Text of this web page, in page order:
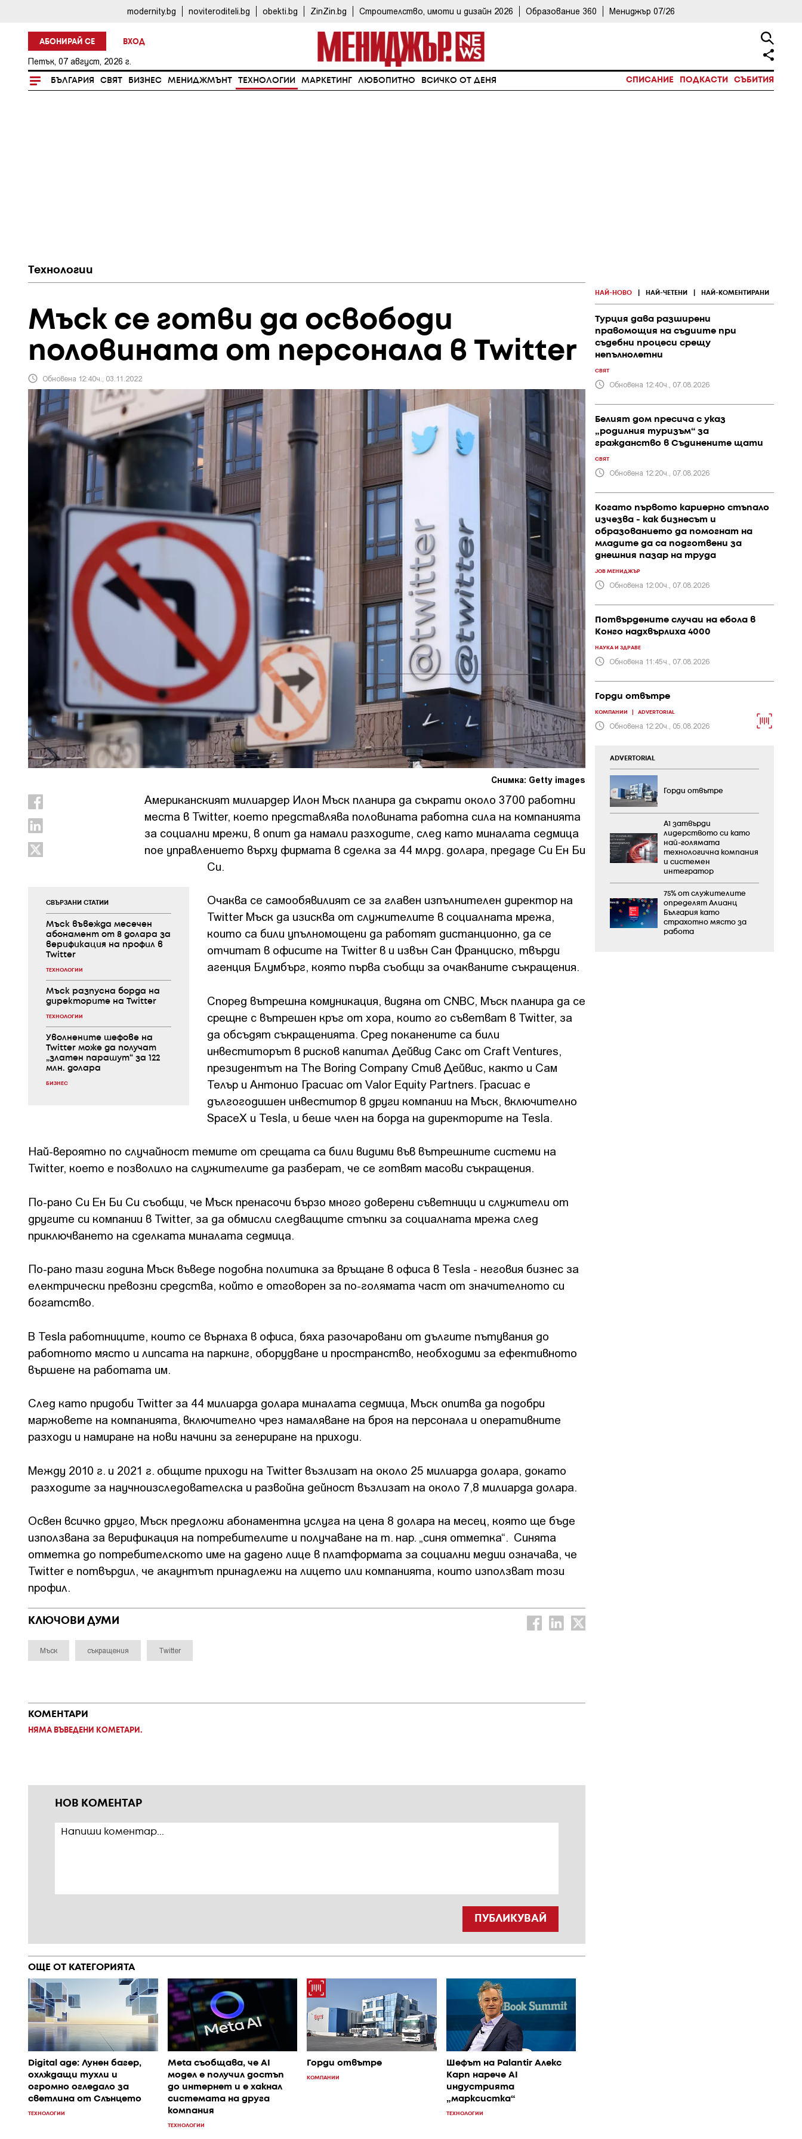
modernity.bg noviteroditeli.bg obekti.bg ZinZin.bg Строителство, имоти и дизайн 2026 Образование 360 Мениджър 07/26
АБОНИРАЙ СЕ ВХОД
Петък, 07 август, 2026 г.
БЪЛГАРИЯ СВЯТ БИЗНЕС МЕНИДЖМЪНТ ТЕХНОЛОГИИ МАРКЕТИНГ ЛЮБОПИТНО ВСИЧКО ОТ ДЕНЯ СПИСАНИЕ ПОДКАСТИ СЪБИТИЯ
Технологии
Мъск се готви да освободи
половината от персонала в Twitter
Обновена 12:40ч., 03.11.2022
Снимка: Getty images
СВЪРЗАНИ СТАТИИ
Мъск въвежда месечен
абонамент от 8 долара за
верификация на профил в
Twitter
ТЕХНОЛОГИИ
Мъск разпусна борда на
директорите на Twitter
ТЕХНОЛОГИИ
Уволнените шефове на
Twitter може да получат
„златен парашут“ за 122
млн. долара
БИЗНЕС
Американският милиардер Илон Мъск планира да съкрати около 3700 работни
места в Twitter, което представлява половината работна сила на компанията
за социални мрежи, в опит да намали разходите, след като миналата седмица
пое управлението върху фирмата в сделка за 44 млрд. долара, предаде Си Ен Би
Си.
Очаква се самообявилият се за главен изпълнителен директор на
Twitter Мъск да изисква от служителите в социалната мрежа,
които са били упълномощени да работят дистанционно, да се
отчитат в офисите на Twitter в и извън Сан Франциско, твърди
агенция Блумбърг, която първа съобщи за очакваните съкращения.
Според вътрешна комуникация, видяна от CNBC, Мъск планира да се
срещне с вътрешен кръг от хора, които го съветват в Twitter, за
да обсъдят съкращенията. Сред поканените са били
инвеститорът в рисков капитал Дейвид Сакс от Craft Ventures,
президентът на The Boring Company Стив Дейвис, както и Сам
Телър и Антонио Грасиас от Valor Equity Partners. Грасиас е
дългогодишен инвеститор в други компании на Мъск, включително
SpaceX и Tesla, и беше член на борда на директорите на Tesla.
Най-вероятно по случайност темите от срещата са били видими във вътрешните системи на
Twitter, което е позволило на служителите да разберат, че се готвят масови съкращения.
По-рано Си Ен Би Си съобщи, че Мъск пренасочи бързо много доверени съветници и служители от
другите си компании в Twitter, за да обмисли следващите стъпки за социалната мрежа след
приключването на сделката миналата седмица.
По-рано тази година Мъск въведе подобна политика за връщане в офиса в Tesla - неговия бизнес за
електрически превозни средства, който е отговорен за по-голямата част от значителното си
богатство.
В Tesla работниците, които се върнаха в офиса, бяха разочаровани от дългите пътувания до
работното място и липсата на паркинг, оборудване и пространство, необходими за ефективното
вършене на работата им.
След като придоби Twitter за 44 милиарда долара миналата седмица, Мъск опитва да подобри
маржовете на компанията, включително чрез намаляване на броя на персонала и оперативните
разходи и намиране на нови начини за генериране на приходи.
Между 2010 г. и 2021 г. общите приходи на Twitter възлизат на около 25 милиарда долара, докато
разходите за научноизследователска и развойна дейност възлизат на около 7,8 милиарда долара.
Освен всичко друго, Мъск предложи абонаментна услуга на цена 8 долара на месец, която ще бъде
използвана за верификация на потребителите и получаване на т. нар. „синя отметка“. Синята
отметка до потребителското име на дадено лице в платформата за социални медии означава, че
Twitter е потвърдил, че акаунтът принадлежи на лицето или компанията, които използват този
профил.
КЛЮЧОВИ ДУМИ
Мъск съкращения Twitter
КОМЕНТАРИ
НЯМА ВЪВЕДЕНИ КОМЕТАРИ.
НОВ КОМЕНТАР
ПУБЛИКУВАЙ
ОЩЕ ОТ КАТЕГОРИЯТА
Digital age: Лунен багер,
охлждащи тухли и
огромно огледало за
светлина от Слънцето
ТЕХНОЛОГИИ
Meta съобщава, че AI
модел е получил достъп
до интернет и е хакнал
системата на друга
компания
ТЕХНОЛОГИИ
Горди отвътре
КОМПАНИИ
Шефът на Palantir Алекс
Карп нарече AI
индустрията
„марксистка“
ТЕХНОЛОГИИ
НАЙ-НОВО НАЙ-ЧЕТЕНИ НАЙ-КОМЕНТИРАНИ
Турция дава разширени
правомощия на съдиите при
съдебни процеси срещу
непълнолетни
СВЯТ
Обновена 12:40ч., 07.08.2026
Белият дом пресича с указ
„родилния туризъм“ за
гражданство в Съдинените щати
СВЯТ
Обновена 12:20ч., 07.08.2026
Когато първото кариерно стъпало
изчезва - как бизнесът и
образованието да помогнат на
младите да са подготвени за
днешния пазар на труда
JOB МЕНИДЖЪР
Обновена 12:00ч., 07.08.2026
Потвърдените случаи на ебола в
Конго надхвърлиха 4000
НАУКА И ЗДРАВЕ
Обновена 11:45ч., 07.08.2026
Горди отвътре
КОМПАНИИ ADVERTORIAL
Обновена 12:20ч., 05.08.2026
ADVERTORIAL
Горди отвътре
А1 затвърди
лидерството си като
най-голямата
технологична компания
и системен
интегратор
75% от служителите
определят Алианц
България като
страхотно място за
работа